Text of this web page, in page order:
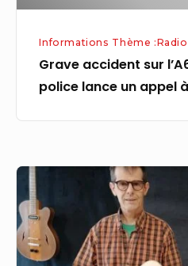
appel
témoins
Informations Thème :Radio
Grave accident sur
police lance un appel
Culte
la
guitare